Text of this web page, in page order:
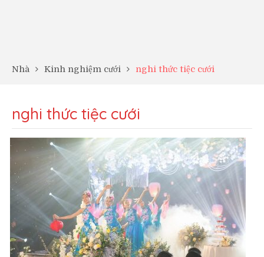
Nhà Kinh nghiệm cưới nghi thức tiệc cưới
nghi thức tiệc cưới